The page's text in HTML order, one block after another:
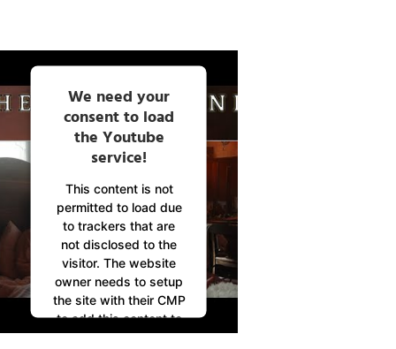
We need your
consent to load
the Youtube
service!
This content is not
permitted to load due
to trackers that are
not disclosed to the
visitor. The website
owner needs to setup
the site with their CMP
to add this content to
the list of technologies